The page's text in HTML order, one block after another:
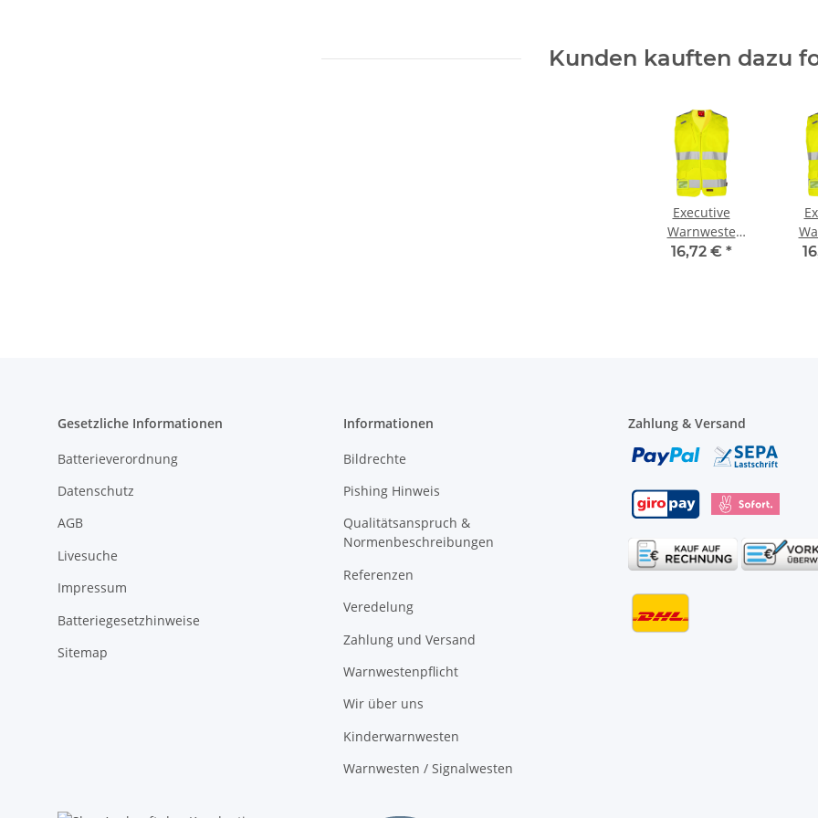
Kunden kauften dazu
Executive
Warnweste
EXPERT M-XL
16,72 € *
Gesetzliche Informationen
Batterieverordnung
Datenschutz
AGB
Livesuche
Impressum
Batteriegesetzhinweise
Sitemap
Informationen
Bildrechte
Pishing Hinweis
Qualitätsanspruch &
Normenbeschreibungen
Referenzen
Veredelung
Zahlung und Versand
Warnwestenpflicht
Wir über uns
Kinderwarnwesten
Warnwesten / Signalwesten
Zahlung & Versand